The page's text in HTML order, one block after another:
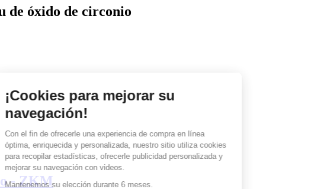
de óxido de circonio
- ZKM